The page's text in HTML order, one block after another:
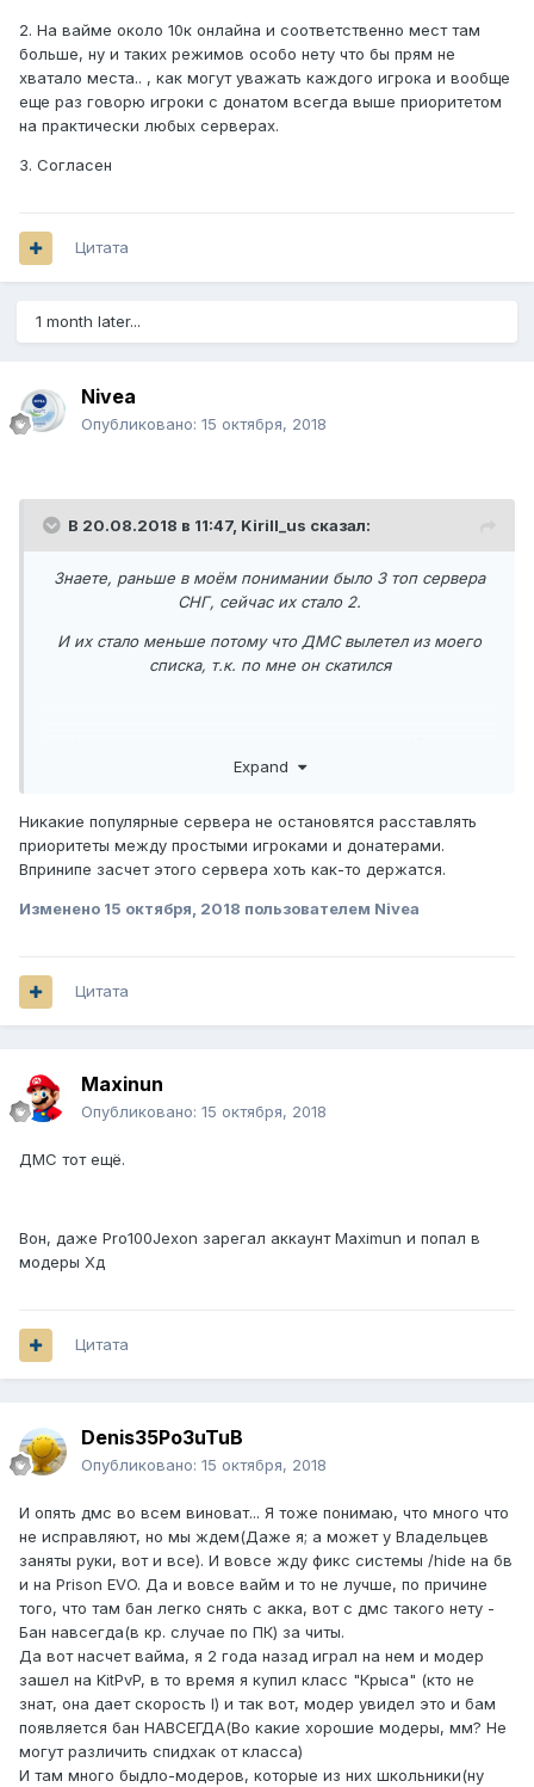
главное донат.
На вайме в отличии от ДМС игроков уважают и донат там
ни кому не мешает играть, там есть доп. слоты для
донатеров, но когда они кончаются никто зайти на мини-
игру не может, даже донатеры
Про баланс на JC я вообще молчу. Джедаев может быть
И на данный момент ситхи могут без особых усилий
прийти на /jedi и там прямо при загрузке мочить всех.
2. На вайме около 10к онлайна и соответственно мест там
больше, ну и таких режимов особо нету что бы прям не
хватало места.. , как могут уважать каждого игрока и вообще
еще раз говорю игроки с донатом всегда выше приоритетом
на практически любых серверах.
3. Согласен
Цитата
1 month later...
Nivea
Опубликовано: 15 октября, 2018
В 20.08.2018 в 11:47, Kirill_us сказал:
Знаете, раньше в моём понимании было 3 топ сервера
СНГ, сейчас их стало 2.
И их стало меньше потому что ДМС вылетел из моего
списка, т.к. по мне он скатился
никому не мешал, как вдруг меня выкидывает в хаб и
донатил"
Сказать, что я был в шоке - ничего не сказать. В один миг
ДМС превратился для меня в школоло серв, для которого
главное донат.
донатеров, но когда они кончаются никто зайти на мини-
10-15, а ситхов 500-600(не на сервере а вообще)
И на данный момент ситхи могут без особых усилий
Expand
Никакие популярные сервера не остановятся расставлять
приоритеты между простыми игроками и донатерами.
Впринипе засчет этого сервера хоть как-то держатся.
Изменено 15 октября, 2018 пользователем Nivea
Цитата
Maxinun
Опубликовано: 15 октября, 2018
ДМС тот ещё.
Вон, даже Pro100Jexon зарегал аккаунт Maximun и попал в
модеры Хд
Цитата
Denis35Po3uTuB
Опубликовано: 15 октября, 2018
И опять дмс во всем виноват... Я тоже понимаю, что много что
не исправляют, но мы ждем(Даже я; а может у Владельцев
заняты руки, вот и все). И вовсе жду фикс системы /hide на бв
и на Prison EVO. Да и вовсе вайм и то не лучше, по причине
того, что там бан легко снять с акка, вот с дмс такого нету -
Бан навсегда(в кр. случае по ПК) за читы.
Да вот насчет вайма, я 2 года назад играл на нем и модер
зашел на KitPvP, в то время я купил класс "Крыса" (кто не
знат, она дает скорость I) и так вот, модер увидел это и бам
появляется бан НАВСЕГДА(Во какие хорошие модеры, мм? Не
могут различить спидхак от класса)
И там много быдло-модеров, которые из них школьники(ну